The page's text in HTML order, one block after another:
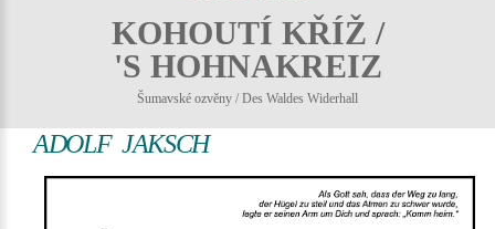
KOHOUTÍ KŘÍŽ /
'S HOHNAKREIZ
Šumavské ozvěny / Des Waldes Widerhall
ADOLF JAKSCH